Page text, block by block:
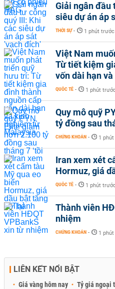
Giải ngân đầu
siêu dự án áp
THỜI SỰ - 1 phút trước
Việt Nam
Từ tiết kiệm
vốn dài hạn
QUỐC TẾ - 1 phút
Quy mô quỹ
tỷ đồng sau
CHỨNG KHOÁN - 1
Iran xem xét
Hormuz, giá
QUỐC TẾ - 1 phút
Thành viên
nhiệm
CHỨNG KHOÁN - 1
LIÊN KẾT NỔI BẬT
Giá vàng hôm nay Tỷ giá ngoại